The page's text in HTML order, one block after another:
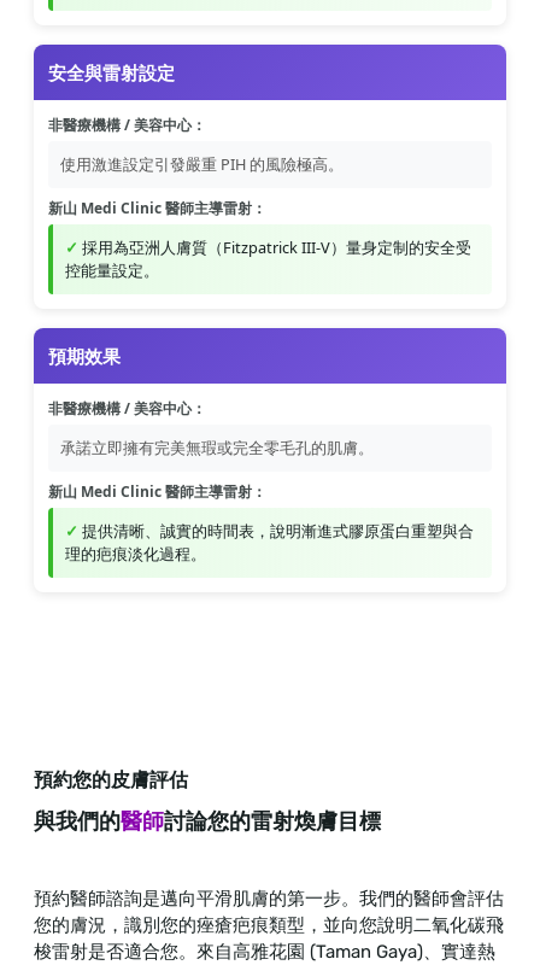
安全與雷射設定
非醫療機構 / 美容中心：
使用激進設定引發嚴重 PIH 的風險極高。
新山 Medi Clinic 醫師主導雷射：
採用為亞洲人膚質（Fitzpatrick III-V）量身定制的安全受
控能量設定。
預期效果
非醫療機構 / 美容中心：
承諾立即擁有完美無瑕或完全零毛孔的肌膚。
新山 Medi Clinic 醫師主導雷射：
提供清晰、誠實的時間表，說明漸進式膠原蛋白重塑與合
理的疤痕淡化過程。
預約您的皮膚評估
與我們的醫師討論您的雷射煥膚目標
預約醫師諮詢是邁向平滑肌膚的第一步。我們的醫師會評估
您的膚況，識別您的痤瘡疤痕類型，並向您說明二氧化碳飛
梭雷射是否適合您。來自高雅花園 (Taman Gaya)、實達熱